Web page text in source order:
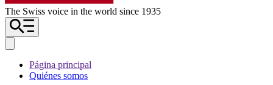
The Swiss voice in the world since 1935
Página principal
Quiénes somos